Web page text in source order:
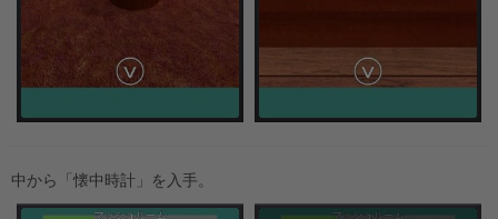
中から「懐中時計」を入手。